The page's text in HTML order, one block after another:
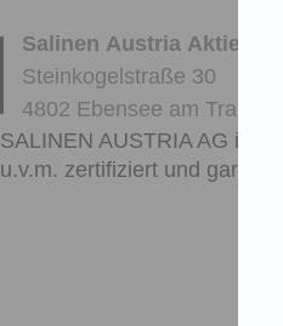
Salinen Austria
Steinkogelstraße 30
4802 Ebensee am
SALINEN AUSTRIA AG ist
u.v.m. zertifiziert und